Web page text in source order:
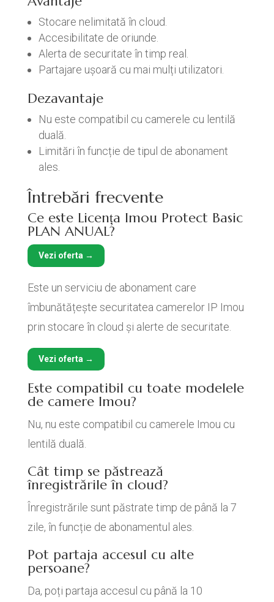
Stocare nelimitată în cloud.
Accesibilitate de oriunde.
Alerta de securitate în timp real.
Partajare ușoară cu mai mulți utilizatori.
Dezavantaje
Nu este compatibil cu camerele cu lentilă
duală.
Limitări în funcție de tipul de abonament
ales.
Întrebări frecvente
Ce este Licența Imou Protect Basic
PLAN ANUAL?
Vezi oferta →
Este un serviciu de abonament care
îmbunătățește securitatea camerelor IP Imou
prin stocare în cloud și alerte de securitate.
Vezi oferta →
Este compatibil cu toate modelele
de camere Imou?
Nu, nu este compatibil cu camerele Imou cu
lentilă duală.
Cât timp se păstrează
înregistrările în cloud?
Înregistrările sunt păstrate timp de până la 7
zile, în funcție de abonamentul ales.
Pot partaja accesul cu alte
persoane?
Da, poți partaja accesul cu până la 10